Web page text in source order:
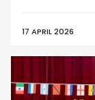
17 APRIL 2026